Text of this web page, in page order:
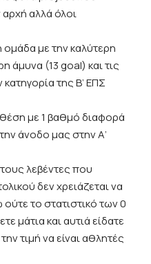
αλλά όλοι
ομάδα με την καλύτερη
άμυνα (13 goal) και τις
της Β’ ΕΠΣ
με 1 βαθμό διαφορά
άνοδο μας στην Α’
λεβέντες που
δεν χρειάζεται να
το στατιστικό των 0
μάτια και αυτιά είδατε
τιμή να είναι αθλητές